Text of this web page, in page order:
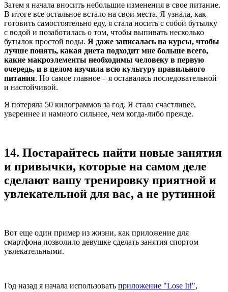
Затем я начала вносить небольшие изменения в свое питание.
В итоге все остальное встало на свои места. Я узнала, как
готовить самостоятельно еду, я стала носить с собой бутылку
с водой и позаботилась о том, чтобы выпивать несколько
бутылок простой воды. Я даже записалась на курсы, чтобы
лучше понять, какая диета подходит мне больше всего,
какие макроэлементы необходимы человеку в первую
очередь, и в целом изучила всю культуру правильного
питания. Но самое главное – я оставалась последовательной
и настойчивой.
Я потеряла 50 килограммов за год. Я стала счастливее,
увереннее и намного сильнее, чем когда-либо прежде.
14. Постарайтесь найти новые занятия
и привычки, которые на самом деле
сделают вашу тренировку приятной и
увлекательной для вас, а не рутинной
Вот еще один пример из жизни, как приложение для
смартфона позволило девушке сделать занятия спортом
увлекательными.
Год назад я начала использовать приложение "Lose It!",